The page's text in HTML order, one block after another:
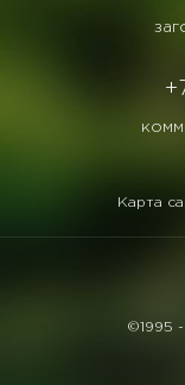
Карта
©1995 -